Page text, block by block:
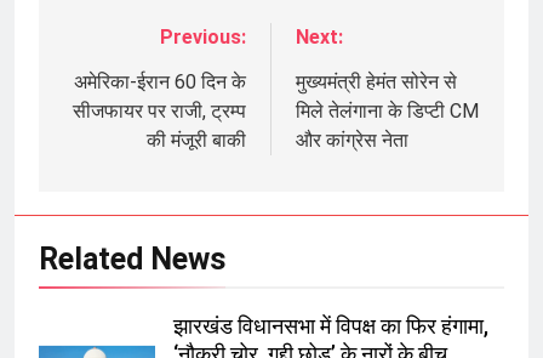
navigation
Previous:
अमेरिका-ईरान 60 दिन के
सीजफायर पर राजी, ट्रम्प
की मंजूरी बाकी
Next:
मुख्यमंत्री हेमंत सोरेन से
मिले तेलंगाना के डिप्टी CM
और कांग्रेस नेता
Related News
झारखंड विधानसभा में विपक्ष का फिर हंगामा,